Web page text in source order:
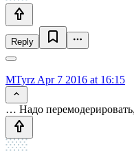
Reply
MTyrz Apr 7 2016 at 16:15
… Надо